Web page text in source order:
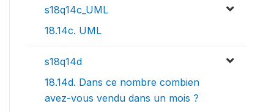
s18q14c_UML
18.14c. UML
s18q14d
18.14d. Dans ce nombre combien
avez-vous vendu dans un mois ?